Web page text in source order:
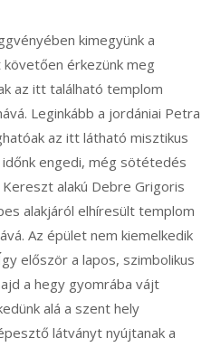
kimegyünk a
érkezünk meg
az itt található templom
Leginkább a jordániai Petra
az itt látható misztikus
engedi, még sötétedés
alakú Debre Grigoris
alakjáról elhíresült templom
Az épület nem kiemelkedik
először a lapos, szimbolikus
a hegy gyomrába vájt
alá a szent hely
látványt nyújtanak a